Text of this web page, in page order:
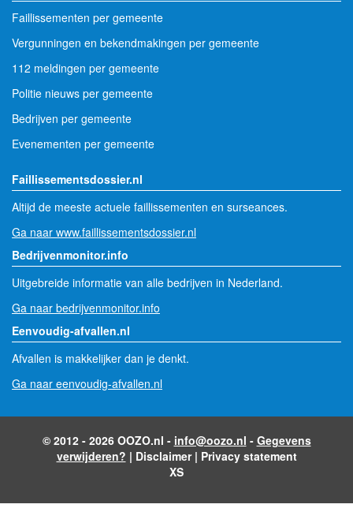
Faillissementen per gemeente
Vergunningen en bekendmakingen per gemeente
112 meldingen per gemeente
Politie nieuws per gemeente
Bedrijven per gemeente
Evenementen per gemeente
Faillissementsdossier.nl
Altijd de meeste actuele faillissementen en surseances.
Ga naar www.faillissementsdossier.nl
Bedrijvenmonitor.info
Uitgebreide informatie van alle bedrijven in Nederland.
Ga naar bedrijvenmonitor.info
Eenvoudig-afvallen.nl
Afvallen is makkelijker dan je denkt.
Ga naar eenvoudig-afvallen.nl
© 2012 - 2026 OOZO.nl - info@oozo.nl - Gegevens
verwijderen? | Disclaimer| Privacy statement
XS